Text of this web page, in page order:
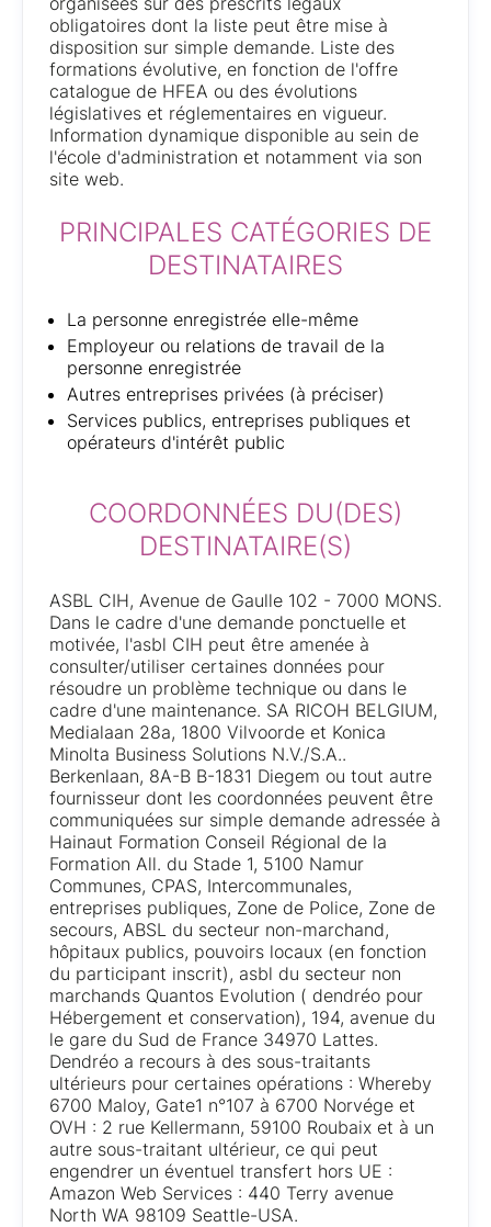
obligatoires dont la liste peut être mise à
disposition sur simple demande. Liste des
formations évolutive, en fonction de l'offre
catalogue de HFEA ou des évolutions
législatives et réglementaires en vigueur.
Information dynamique disponible au sein de
l'école d'administration et notamment via son
site web.
PRINCIPALES CATÉGORIES DE
DESTINATAIRES
La personne enregistrée elle-même
Employeur ou relations de travail de la
personne enregistrée
Autres entreprises privées (à préciser)
Services publics, entreprises publiques et
opérateurs d'intérêt public
COORDONNÉES DU(DES)
DESTINATAIRE(S)
ASBL CIH, Avenue de Gaulle 102 - 7000 MONS.
Dans le cadre d'une demande ponctuelle et
motivée, l'asbl CIH peut être amenée à
consulter/utiliser certaines données pour
résoudre un problème technique ou dans le
cadre d'une maintenance. SA RICOH BELGIUM,
Medialaan 28a, 1800 Vilvoorde et Konica
Minolta Business Solutions N.V./S.A..
Berkenlaan, 8A-B B-1831 Diegem ou tout autre
fournisseur dont les coordonnées peuvent être
communiquées sur simple demande adressée à
Hainaut Formation Conseil Régional de la
Formation All. du Stade 1, 5100 Namur
Communes, CPAS, Intercommunales,
entreprises publiques, Zone de Police, Zone de
secours, ABSL du secteur non-marchand,
hôpitaux publics, pouvoirs locaux (en fonction
du participant inscrit), asbl du secteur non
marchands Quantos Evolution ( dendréo pour
Hébergement et conservation), 194, avenue du
le gare du Sud de France 34970 Lattes.
Dendréo a recours à des sous-traitants
ultérieurs pour certaines opérations : Whereby
6700 Maloy, Gate1 n°107 à 6700 Norvége et
OVH : 2 rue Kellermann, 59100 Roubaix et à un
autre sous-traitant ultérieur, ce qui peut
engendrer un éventuel transfert hors UE :
Amazon Web Services : 440 Terry avenue
North WA 98109 Seattle-USA.